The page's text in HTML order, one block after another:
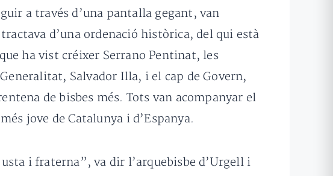
a través d’una pantalla gegant, van
d’una ordenació històrica, del qui està
ha vist créixer Serrano Pentinat, les
Salvador Illa, i el cap de Govern,
de bisbes més. Tots van acompanyar el
jove de Catalunya i d’Espanya.
i fraterna”, va dir l’arquebisbe d’Urgell i